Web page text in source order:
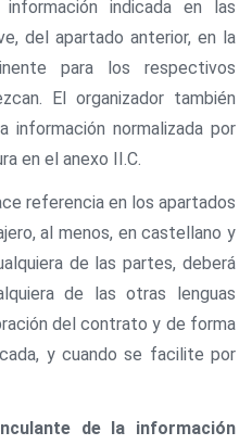
indicada en las
del apartado anterior, en la
para los respectivos
El organizador también
información normalizada por
en el anexo II.C.
referencia en los apartados
al menos, en castellano y
de las partes, deberá
de las otras lenguas
del contrato y de forma
y cuando se facilite por
de la información